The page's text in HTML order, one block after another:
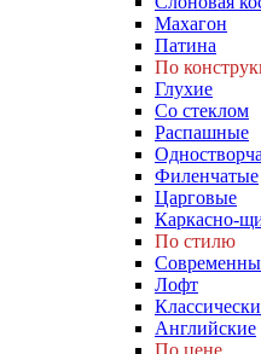
Махагон
Патина
По
Глухие
Со стеклом
Распашные
Филенчатые
Царговые
Каркасно-
По стилю
Лофт
Английские
По цене